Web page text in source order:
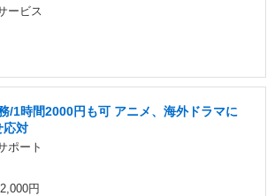
ービス
/1時間2000円も可 アニメ、海外ドラマに
応対
ポート
円